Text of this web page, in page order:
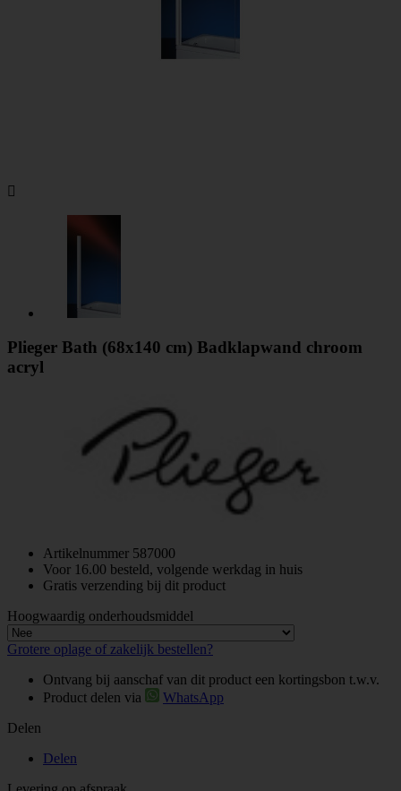

Plieger Bath (68x140 cm) Badklapwand chroom
acryl
Artikelnummer 587000
Voor 16.00 besteld, volgende werkdag in huis
Gratis verzending bij dit product
Hoogwaardig onderhoudsmiddel
Grotere oplage of zakelijk bestellen?
Ontvang bij aanschaf van dit product een kortingsbon t.w.v.
Product delen via
WhatsApp
Delen
Delen